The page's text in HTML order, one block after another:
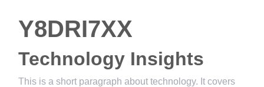
Y8DRI7XX
Technology Insights
This is a short paragraph about technology. It covers